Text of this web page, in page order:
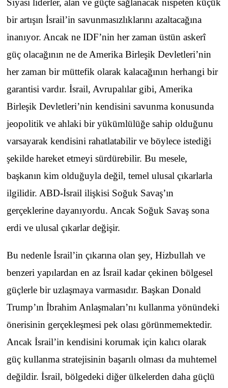
Siyasi liderler, alan ve güçte sağlanacak nispeten küçük
bir artışın İsrail’in savunmasızlıklarını azaltacağına
inanıyor. Ancak ne IDF’nin her zaman üstün askerî
güç olacağının ne de Amerika Birleşik Devletleri’nin
her zaman bir müttefik olarak kalacağının herhangi bir
garantisi vardır. İsrail, Avrupalılar gibi, Amerika
Birleşik Devletleri’nin kendisini savunma konusunda
jeopolitik ve ahlaki bir yükümlülüğe sahip olduğunu
varsayarak kendisini rahatlatabilir ve böylece istediği
şekilde hareket etmeyi sürdürebilir. Bu mesele,
başkanın kim olduğuyla değil, temel ulusal çıkarlarla
ilgilidir. ABD-İsrail ilişkisi Soğuk Savaş’ın
gerçeklerine dayanıyordu. Ancak Soğuk Savaş sona
erdi ve ulusal çıkarlar değişir.
Bu nedenle İsrail’in çıkarına olan şey, Hizbullah ve
benzeri yapılardan en az İsrail kadar çekinen bölgesel
güçlerle bir uzlaşmaya varmasıdır. Başkan Donald
Trump’ın İbrahim Anlaşmaları’nı kullanma yönündeki
önerisinin gerçekleşmesi pek olası görünmemektedir.
Ancak İsrail’in kendisini korumak için kalıcı olarak
güç kullanma stratejisinin başarılı olması da muhtemel
değildir. İsrail, bölgedeki diğer ülkelerden daha güçlü